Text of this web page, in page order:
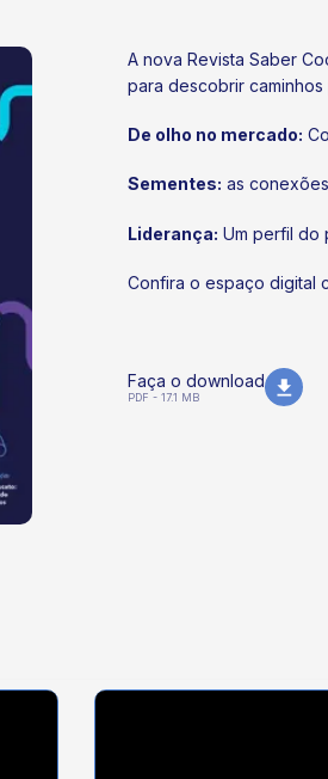
A nova Revista Saber
para descobrir
De olho no mercado:
Sementes: as
Liderança: Um perfil do
Confira o espaço digital
Faça o download
PDF - 17.1 MB